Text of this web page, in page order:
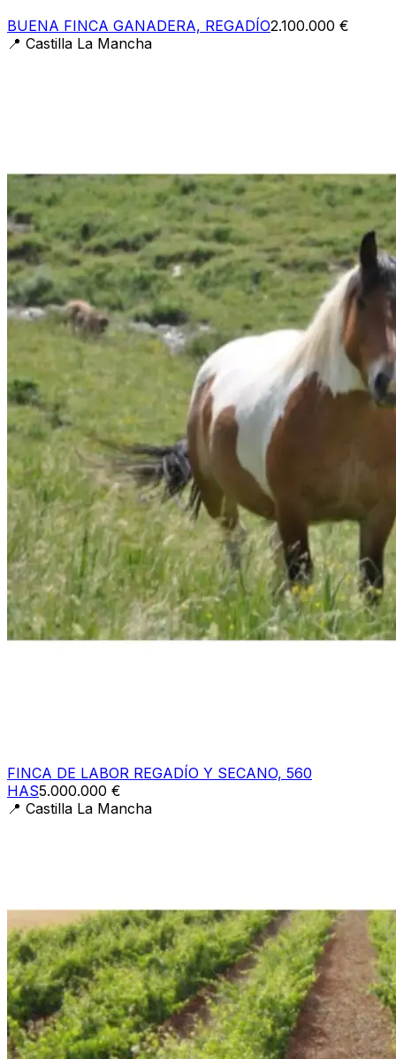
BUENA FINCA GANADERA, REGADÍO2.100.000 €
📍 Castilla La Mancha
FINCA DE LABOR REGADÍO Y SECANO, 560
HAS5.000.000 €
📍 Castilla La Mancha